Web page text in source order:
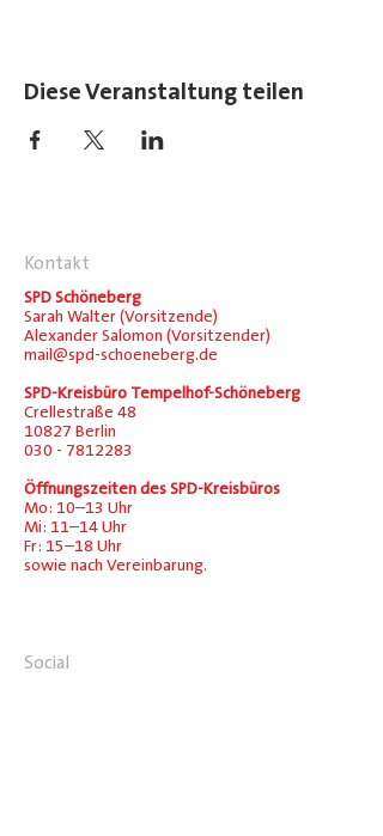
Diese Veranstaltung teilen
Kontakt
SPD Schöneberg
Sarah Walter (Vorsitzende)
Alexander Salomon (Vorsitzender)
mail@spd-schoeneberg.de
SPD-Kreisbüro Tempelhof-Schöneberg
Crellestraße 48
10827 Berlin
030 - 7812283
Öffnungszeiten des SPD-Kreisbüros
Mo: 10–13 Uhr
Mi: 11–14 Uhr
Fr: 15–18 Uhr
sowie nach Vereinbarung.
Social